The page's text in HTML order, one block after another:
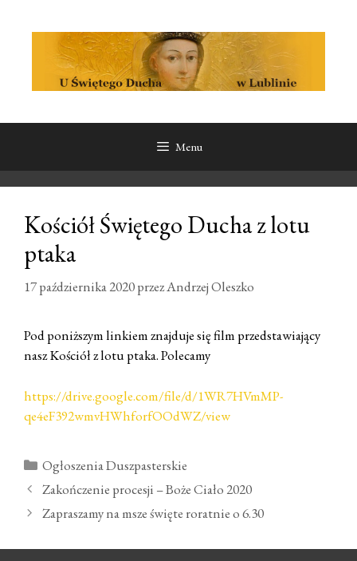
Menu
Kościół Świętego Ducha z lotu
ptaka
17 października 2020przezAndrzej Oleszko
Pod poniższym linkiem znajduje się film przedstawiający
nasz Kościół z lotu ptaka. Polecamy
https://drive.google.com/file/d/1WR7HVmMP-
qe4eF392wmvHWhforfOOdWZ/view
Kategorie
Ogłoszenia Duszpasterskie
Zobacz
wpisy
Zakończenie procesji – Boże Ciało 2020
Zapraszamy na msze święte roratnie o 6.30